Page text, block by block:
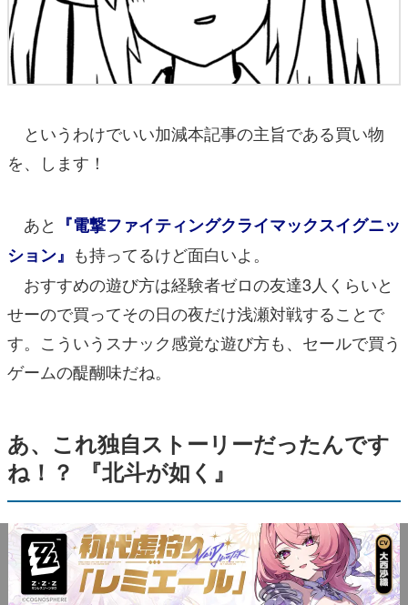
というわけでいい加減本記事の主旨である買い物
を、します！
あと 『電撃ファイティングクライマックスイグニッ
ション』 も持ってるけど面白いよ。
おすすめの遊び方は経験者ゼロの友達3人くらいと
せーので買ってその日の夜だけ浅瀬対戦することで
す。こういうスナック感覚な遊び方も、セールで買う
ゲームの醍醐味だね。
あ、これ独自ストーリーだったんです
ね！？ 『北斗が如く』
というわけでセガからもらった 1万円をなるべく使
い切っていくことにするぞ！ 1万円がもらえるという